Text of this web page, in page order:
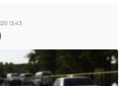
13:43